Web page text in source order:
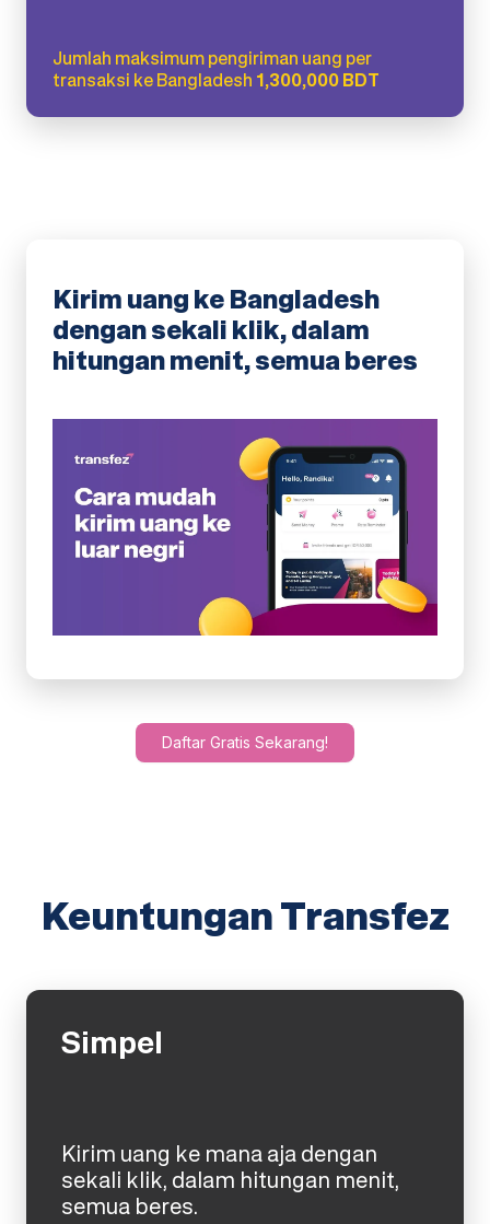
Jumlah maksimum pengiriman uang per
transaksi ke Bangladesh 1,300,000 BDT
Kirim uang ke Bangladesh
dengan sekali klik, dalam
hitungan menit, semua beres
Daftar Gratis Sekarang!
Keuntungan Transfez
Simpel
Kirim uang ke mana aja dengan
sekali klik, dalam hitungan menit,
semua beres.